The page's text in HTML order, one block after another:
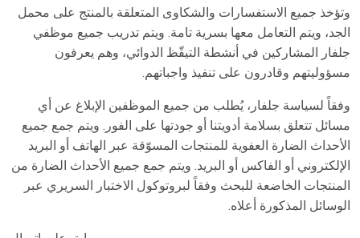
وتؤخذ جميع الاستفسارات والشكاوى المتعلقة بالمنتج على محمل
الجد، ويتم التعامل معها بسرية تامة. ويتم تدريب جميع موظفي
جلفار المشاركين في أنشطة التيقّظ الدوائي، وهم يعرفون
مسؤوليتهم وقادرون على تنفيذ واجباتهم.
وفقاً لسياسة جلفار، يُطلب من جميع الموظفين الإبلاغ عن أي
مسائل تتعلق بسلامة أدويتنا أو جودتها على الفور. ويتم جمع جميع
الأحداث الضارة العفوية للمنتجات المسوّقة عبر الهاتف أو البريد
الإلكتروني أو الفاكس أو البريد. ويتم جمع جميع الأحداث الضارة من
المنتجات الخاضعة للبحث وفقاً لبروتوكول الاختبار السريري عبر
الوسائل المذكورة أعلاه.